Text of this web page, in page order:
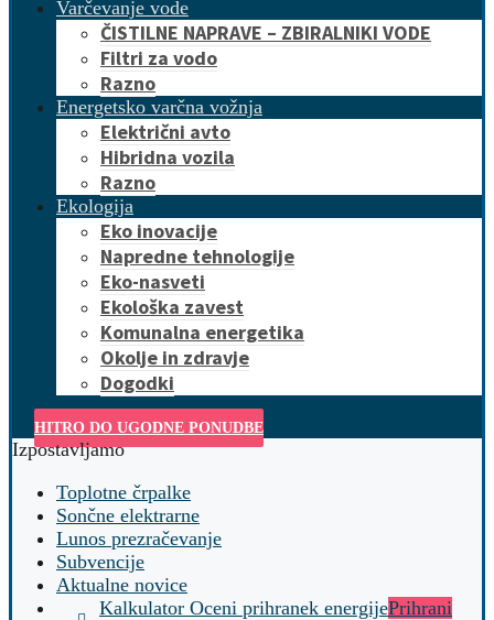
Varčevanje vode
ČISTILNE NAPRAVE – ZBIRALNIKI VODE
Filtri za vodo
Razno
Energetsko varčna vožnja
Električni avto
Hibridna vozila
Razno
Ekologija
Eko inovacije
Napredne tehnologije
Eko-nasveti
Ekološka zavest
Komunalna energetika
Okolje in zdravje
Dogodki
HITRO DO UGODNE PONUDBE
Izpostavljamo
Toplotne črpalke
Sončne elektrarne
Lunos prezračevanje
Subvencije
Aktualne novice
Kalkulator Oceni prihranek energijePrihrani